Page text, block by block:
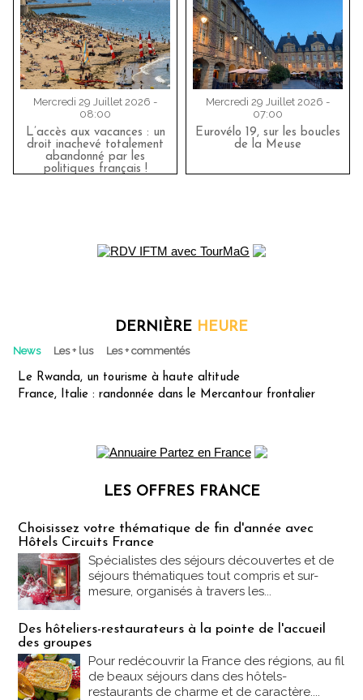
Mercredi 29 Juillet 2026 -
08:00
L’accès aux vacances : un
droit inachevé totalement
abandonné par les
politiques français !
Mercredi 29 Juillet 2026 -
07:00
Eurovélo 19, sur les boucles
de la Meuse
DERNIÈRE HEURE
News Les + lus Les + commentés
Le Rwanda, un tourisme à haute altitude
France, Italie : randonnée dans le Mercantour frontalier
LES OFFRES FRANCE
Choisissez votre thématique de fin d'année avec
Hôtels Circuits France
Spécialistes des séjours découvertes et de
séjours thématiques tout compris et sur-
mesure, organisés à travers les...
Des hôteliers-restaurateurs à la pointe de l'accueil
des groupes
Pour redécouvrir la France des régions, au fil
de beaux séjours dans des hôtels-
restaurants de charme et de caractère....